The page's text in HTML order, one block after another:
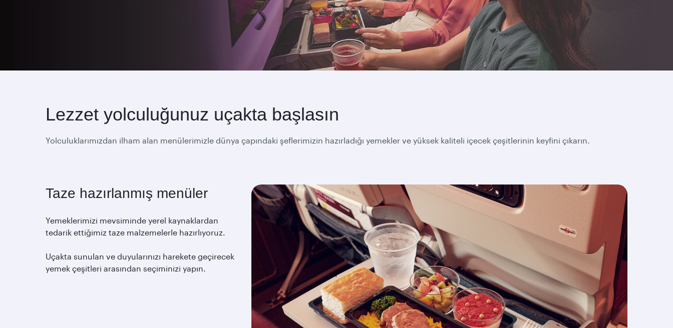
Lezzet yolculuğunuz uçakta başlasın
Yolculuklarımızdan ilham alan menülerimizle dünya çapındaki şeflerimizin hazırladığı yemekler ve yüksek kaliteli içecek çeşitlerinin keyfini çıkarın.
Taze hazırlanmış menüler
Yemeklerimizi mevsiminde yerel kaynaklardan
tedarik ettiğimiz taze malzemelerle hazırlıyoruz.
Uçakta sunulan ve duyularınızı harekete geçirecek
yemek çeşitleri arasından seçiminizi yapın.